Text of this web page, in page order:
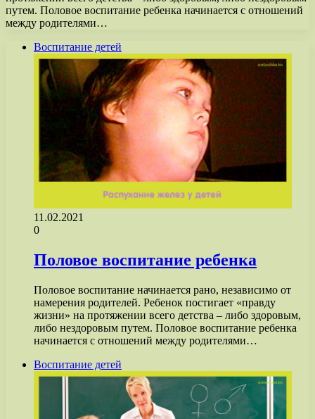
путем. Половое воспитание ребенка начинается с отношений
между родителями…
Воспитание детей
11.02.2021
0
Половое воспитание ребенка
Половое воспитание начинается рано, независимо от
намерения родителей. Ребенок постигает «правду
жизни» на протяжении всего детства – либо здоровым,
либо нездоровым путем. Половое воспитание ребенка
начинается с отношений между родителями…
Воспитание детей